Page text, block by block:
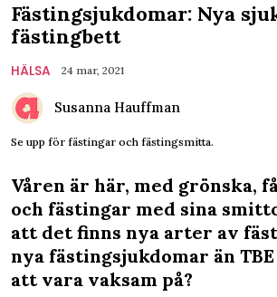
Fästingsjukdomar: Nya
fästingbett
HÄLSA 24 mar, 2021
Susanna Hauffman
Se upp för fästingar och fästingsmitta.
Våren är här, med grönska,
och fästingar med sina
att det finns nya arter av
nya fästingsjukdomar än
att vara vaksam på?